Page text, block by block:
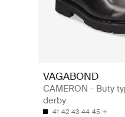
VAGABOND
CAMERON - Buty
derby
41 42 43 44 45